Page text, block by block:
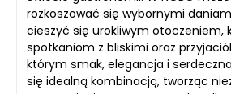
rozkoszować się wybornymi
cieszyć się urokliwym otoczeniem,
spotkaniom z bliskimi oraz
którym smak, elegancja i
się idealną kombinacją, tworząc